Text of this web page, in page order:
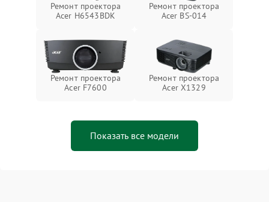
Ремонт проектора
Acer H6543BDK
Ремонт проектора
Acer BS-014
Ремонт проектора
Acer F7600
Ремонт проектора
Acer X1329
Показать все модели